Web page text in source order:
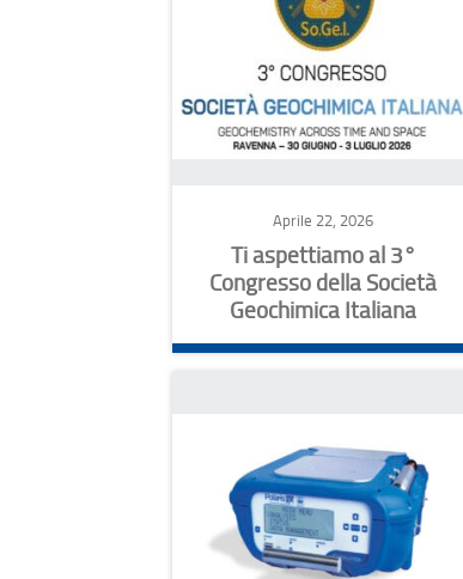
Aprile 22, 2026
Ti aspettiamo al 3°
Congresso della Società
Geochimica Italiana